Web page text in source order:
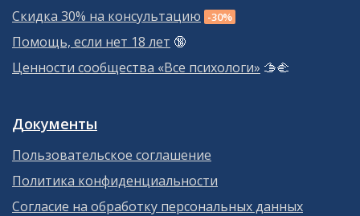
Скидка 30% на консультацию -30%
Помощь, если нет 18 лет 🔞
Ценности сообщества «Все психологи» 🫱‍🫲
Документы
Пользовательское соглашение
Политика конфиденциальности
Согласие на обработку персональных данных